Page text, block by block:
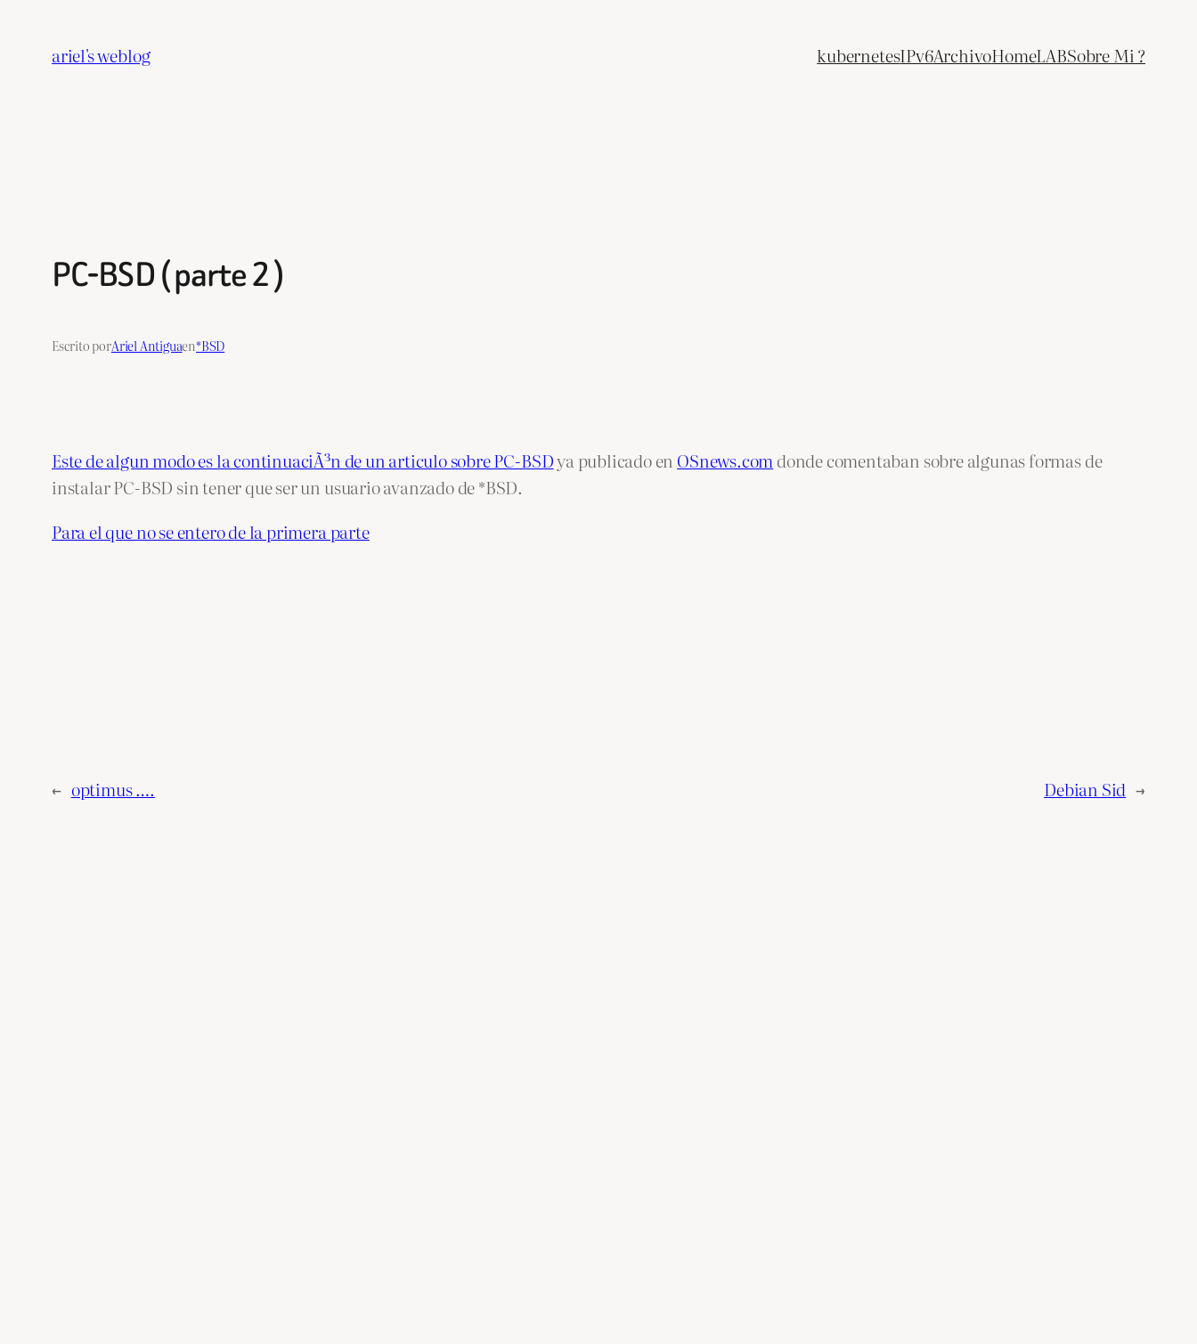
contenido
ariel's weblog kubernetesIPv6ArchivoHomeLABSobre Mi ?
PC-BSD ( parte 2 )
Escrito porAriel Antiguaen*BSD
Este de algun modo es la continuaciÃ³n de un articulo sobre PC-BSDya publicado en OSnews.comdonde comentaban sobre algunas formas de
instalar PC-BSD sin tener que ser un usuario avanzado de *BSD.
Para el que no se entero de la primera parte
← optimus …. Debian Sid →